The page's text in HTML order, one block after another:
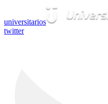
universitarios
twitter